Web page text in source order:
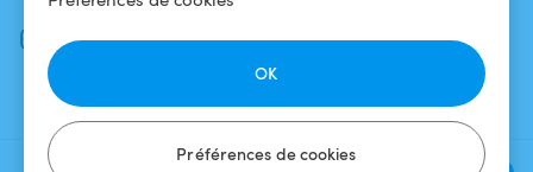
Préférences de cookies
OK
Instagram